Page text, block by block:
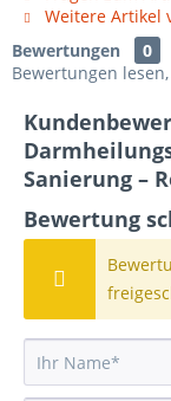
Weitere Artikel
Bewertungen
0
Bewertungen
Sanierung –
Bewertung